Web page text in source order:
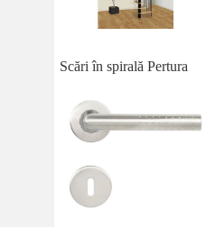
Scări în spirală Pertura